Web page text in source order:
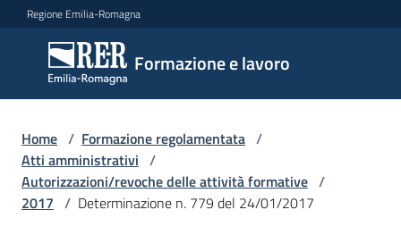
Vai al contenuto
Vai alla navigazione
Vai al footer
Regione Emilia-Romagna
Formazione e lavoro
Formazione
e lavoro
Argomenti
Home / Formazione regolamentata /
Atti amministrativi /
Autorizzazioni/revoche delle attività formative /
2017 / Determinazione n. 779 del 24/01/2017